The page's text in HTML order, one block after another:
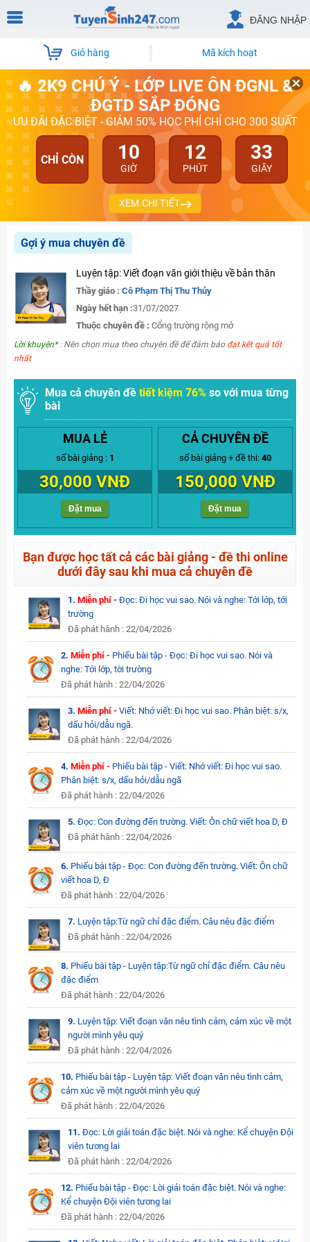
ĐĂNG NHẬP
Giỏ hàng Mã kích hoạt
🔥 2K9 CHÚ Ý - LỚP LIVE ÔN ĐGNL &
ĐGTD SẮP ĐÓNG
ƯU ĐÃI ĐẶC BIỆT - GIẢM 50% HỌC PHÍ CHỈ CHO 300 SUẤT
CHỈ CÒN 10
GIỜ
12
PHÚT
33
GIÂY
XEM CHI TIẾT
Gợi ý mua chuyên đề
Luyện tập: Viết đoạn văn giới thiệu về bản thân
Thầy giáo : Cô Phạm Thị Thu Thủy
Ngày hết hạn :31/07/2027
Thuộc chuyên đề : Cổng trường rộng mở
Lời khuyên*: Nên chọn mua theo chuyên đề để đảm bảo đạt kết quả tốt
nhất
Mua cả chuyên đề tiết kiệm 76% so với mua từng
bài
MUA LẺ
số bài giảng : 1
30,000 VNĐ
Đặt mua
CẢ CHUYÊN ĐỀ
số bài giảng + đề thi: 40
150,000 VNĐ
Đặt mua
Bạn được học tất cả các bài giảng - đề thi online
dưới đây sau khi mua cả chuyên đề
1. Miễn phí - Đọc: Đi học vui sao. Nói và nghe: Tới lớp, tới
trường
Đã phát hành : 22/04/2026
2.Miễn phí - Phiếu bài tập - Đọc: Đi học vui sao. Nói và
nghe: Tới lớp, tời trường
Đã phát hành : 22/04/2026
3. Miễn phí - Viết: Nhớ viết: Đi học vui sao. Phân biệt: s/x,
dấu hỏi/dẫu ngã.
Đã phát hành : 22/04/2026
4.Miễn phí - Phiếu bài tập - Viết: Nhớ viết: Đi học vui sao.
Phân biệt: s/x, dấu hỏi/dẫu ngã
Đã phát hành : 22/04/2026
5. Đọc: Con đường đến trường. Viết: Ôn chữ viết hoa D, Đ
Đã phát hành : 22/04/2026
6. Phiếu bài tập - Đọc: Con đường đến trường. Viết: Ôn chữ
viết hoa D, Đ
Đã phát hành : 22/04/2026
7. Luyện tập:Từ ngữ chỉ đặc điểm. Câu nêu đặc điểm
Đã phát hành : 22/04/2026
8. Phiếu bài tập - Luyện tập:Từ ngữ chỉ đặc điểm. Câu nêu
đặc điểm
Đã phát hành : 22/04/2026
9. Luyện tập: Viết đoạn văn nêu tình cảm, cảm xúc về một
người mình yêu quý
Đã phát hành : 22/04/2026
10. Phiếu bài tập - Luyện tập: Viết đoạn văn nêu tình cảm,
cảm xúc về một người mình yêu quý
Đã phát hành : 22/04/2026
11. Đọc: Lời giải toán đặc biệt. Nói và nghe: Kể chuyện Đội
viên tương lai
Đã phát hành : 22/04/2026
12. Phiếu bài tập - Đọc: Lời giải toán đặc biệt. Nói và nghe:
Kể chuyện Đội viên tương lai
Đã phát hành : 22/04/2026